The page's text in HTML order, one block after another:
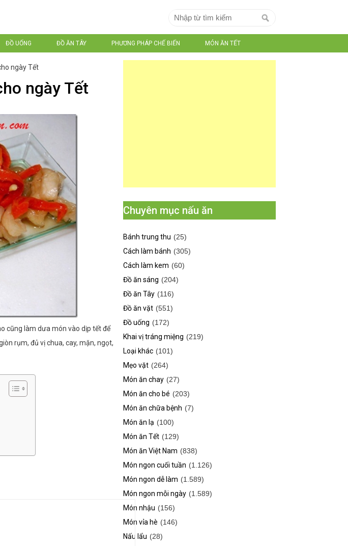
ĐỒ UỐNG ĐỒ ĂN TÂY PHƯƠNG PHÁP CHẾ BIẾN MÓN ĂN TẾT
ngày Tết
ngày Tết
cũng làm dưa món vào dịp tết để
rụm, đủ vị chua, cay, mặn, ngọt,
Chuyên mục nấu ăn
Bánh trung thu (25)
Cách làm bánh (305)
Cách làm kem (60)
Đồ ăn sáng (204)
Đồ ăn Tây (116)
Đồ ăn vặt (551)
Đồ uống (172)
Khai vị tráng miệng (219)
Loại khác (101)
Mẹo vặt (264)
Món ăn chay (27)
Món ăn cho bé (203)
Món ăn chữa bệnh (7)
Món ăn lạ (100)
Món ăn Tết (129)
Món ăn Việt Nam (838)
Món ngon cuối tuần (1.126)
Món ngon dễ làm (1.589)
Món ngon mỗi ngày (1.589)
Món nhậu (156)
Món vỉa hè (146)
Nấu lẩu (28)